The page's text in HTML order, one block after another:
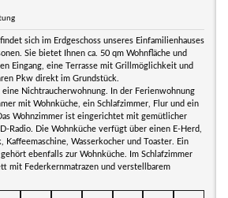
sich im Erdgeschoss unseres Einfamilienhauses
Sie bietet Ihnen ca. 50 qm Wohnfläche und
Eingang, eine Terrasse mit Grillmöglichkeit und
Pkw direkt im Grundstück.
Nichtraucherwohnung. In der Ferienwohnung
mit Wohnküche, ein Schlafzimmer, Flur und ein
Wohnzimmer ist eingerichtet mit gemütlicher
Radio. Die Wohnküche verfügt über einen E-Herd,
Kaffeemaschine, Wasserkocher und Toaster. Ein
ebenfalls zur Wohnküche. Im Schlafzimmer
mit Federkernmatrazen und verstellbarem